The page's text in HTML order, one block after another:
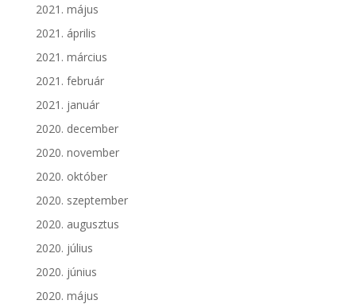
2021. május
2021. április
2021. március
2021. február
2021. január
2020. december
2020. november
2020. október
2020. szeptember
2020. augusztus
2020. július
2020. június
2020. május